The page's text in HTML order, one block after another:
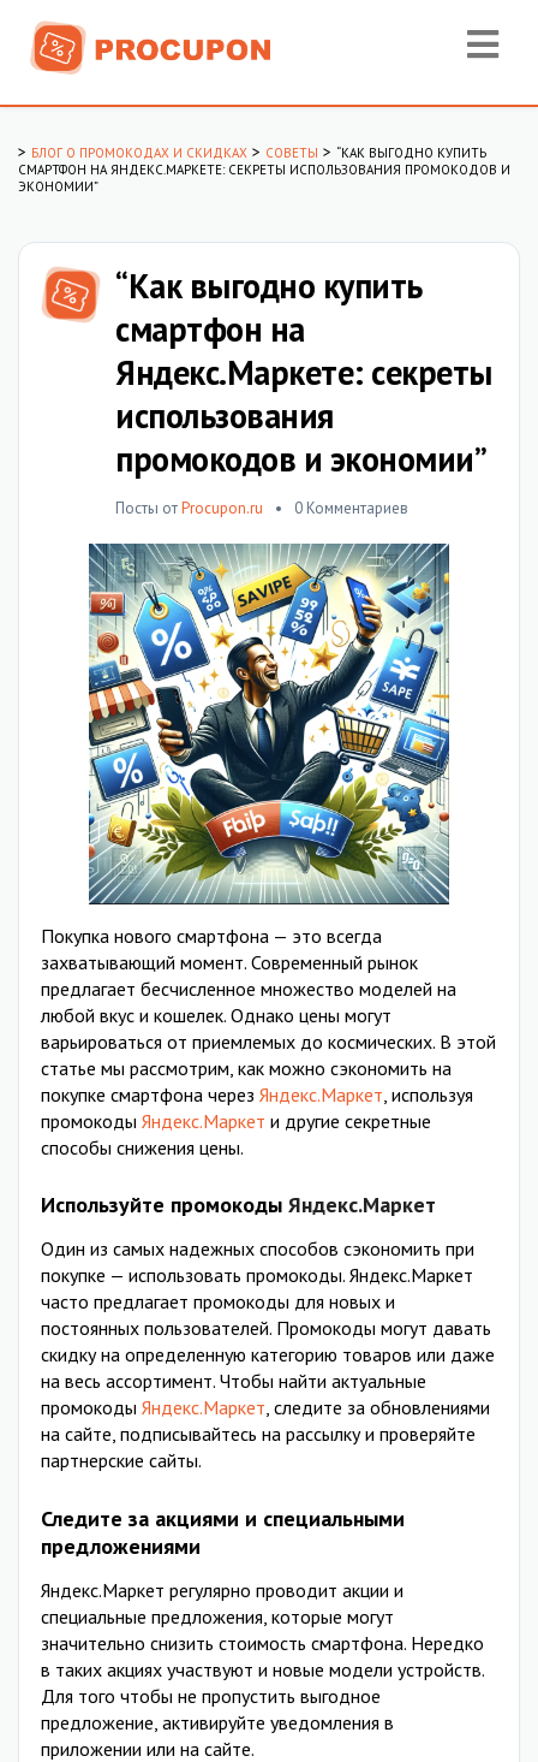
> БЛОГ О ПРОМОКОДАХ И СКИДКАХ > СОВЕТЫ > “КАК ВЫГОДНО КУПИТЬ
СМАРТФОН НА ЯНДЕКС.МАРКЕТЕ: СЕКРЕТЫ ИСПОЛЬЗОВАНИЯ ПРОМОКОДОВ И
ЭКОНОМИИ”
“Как выгодно купить
смартфон на
Яндекс.Маркете: секреты
использования
промокодов и экономии”
Посты отProcupon.ru 0 Комментариев
Покупка нового смартфона — это всегда
захватывающий момент. Современный рынок
предлагает бесчисленное множество моделей на
любой вкус и кошелек. Однако цены могут
варьироваться от приемлемых до космических. В этой
статье мы рассмотрим, как можно сэкономить на
покупке смартфона через Яндекс.Маркет, используя
промокоды Яндекс.Маркет и другие секретные
способы снижения цены.
Используйте промокоды Яндекс.Маркет
Один из самых надежных способов сэкономить при
покупке — использовать промокоды. Яндекс.Маркет
часто предлагает промокоды для новых и
постоянных пользователей. Промокоды могут давать
скидку на определенную категорию товаров или даже
на весь ассортимент. Чтобы найти актуальные
промокоды Яндекс.Маркет, следите за обновлениями
на сайте, подписывайтесь на рассылку и проверяйте
партнерские сайты.
Следите за акциями и специальными
предложениями
Яндекс.Маркет регулярно проводит акции и
специальные предложения, которые могут
значительно снизить стоимость смартфона. Нередко
в таких акциях участвуют и новые модели устройств.
Для того чтобы не пропустить выгодное
предложение, активируйте уведомления в
приложении или на сайте.